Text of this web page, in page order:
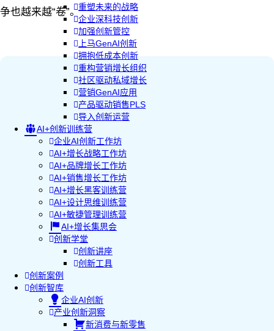
重塑未来的战略
企业深科技创新
加强创新管控
上马GenAI创新
拥抱低成本创新
重构营销增长组织
社区驱动私域增长
营销GenAI应用
产品驱动销售PLS
导入创新运营
AI+创新训练营
企业AI创新工作坊
AI+增长战略工作坊
AI+品牌增长工作坊
AI+销售增长工作坊
AI+增长黑客训练营
AI+设计思维训练营
AI+敏捷管理训练营
AI+增长集思会
创新学堂
创新讲座
创新工具
创新案例
创新智库
企业AI创新
产业创新洞察
新消费与新零售
争也越来越“卷”。